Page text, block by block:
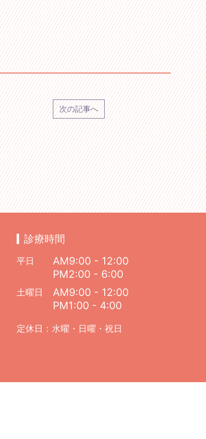
次の記事へ
診療時間
平日
AM9:00 - 12:00
PM2:00 - 6:00
土曜日
AM9:00 - 12:00
PM1:00 - 4:00
定休日：水曜・日曜・祝日